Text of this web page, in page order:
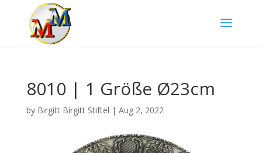
8010 | 1 Größe Ø23cm
by Birgitt Birgitt Stiftel | Aug 2, 2022